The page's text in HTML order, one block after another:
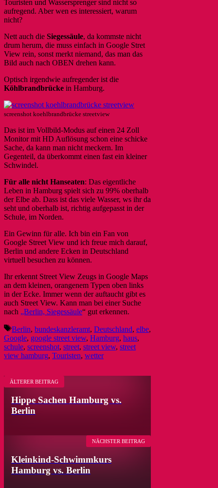
Touristen und Wassersprenger sind nicht so
aufregend. Aber wen es interessiert, warum
nicht?
Nett auch die Siegessäule, da kommste nicht
drum herum, die muss einfach in Google Stret
View rein, sonst merkt niemand, das man das
Bild auch nach OBEN drehen kann.
Optisch irgendwie aufregender ist die
Köhlbrandbrücke in Hamburg.
screenshot koehlbrandbrücke streetview
Das ist im Vollbild-Modus auf einen 24 Zoll
Monitor mit HD Auflösung schon eine schicke
Sache, da kann man nicht meckern. Im
Gegenteil, da überkommt einen fast ein kleiner
Schwindel.
Für alle nicht Hanseaten: Das eigentliche
Leben in Hamburg spielt sich zu 99% oberhalb
der Elbe ab. Dass ist das viele Wasser, ws ihr da
seht und oberhalb ist, richtig aufgepasst in der
Schule, im Norden.
Ein Gewinn für alle. Ich bin ein Fan von
Google Street View und ich freue mich darauf,
Berlin und andere Ecken in Deutschland
virtuell besuchen zu können.
Ihr erkennt Street View Zeugs in Google Maps
an dem kleinen, orangenem Typen oben links
in der Ecke. Immer wenn der auftaucht gibt es
auch Street View. Kann man bei einer Suche
nach „Berlin, Siegessäule“ gut erkennen.
Schlagwörter
Berlin, bundeskanzleramt, Deutschland, elbe,
Google, google street view, Hamburg, haus,
schule, screenshot, street, street view, street
view hamburg, Touristen, wetter
ÄLTERER BEITRAG
Hippe Sachen Hamburg vs.
Berlin
Kleinkind-Schwimmkurs
Hamburg vs. Berlin
NÄCHSTER BEITRAG